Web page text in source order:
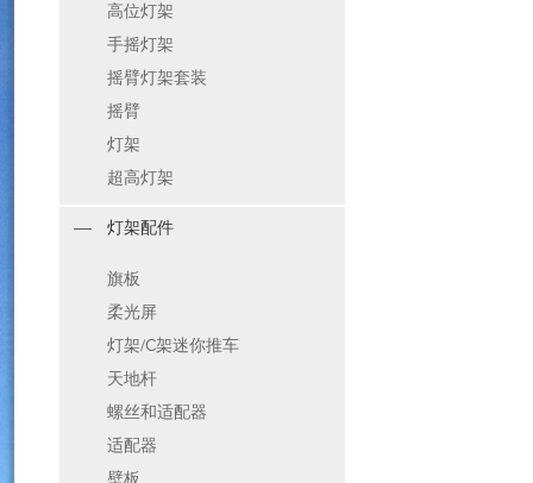
高位灯架
手摇灯架
摇臂灯架套装
摇臂
灯架
超高灯架
灯架配件
旗板
柔光屏
灯架/C架迷你推车
天地杆
螺丝和适配器
适配器